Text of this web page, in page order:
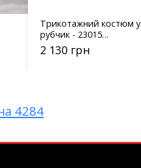
Трикотажний костюм у
рубчик - 23015
кремовий
2 130 грн
4284